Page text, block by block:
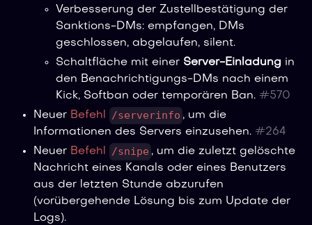
Verbesserung der Zustellbestätigung der
Sanktions-DMs: empfangen, DMs
geschlossen, abgelaufen, silent.
Schaltfläche mit einer Server-Einladung in
den Benachrichtigungs-DMs nach einem
Kick, Softban oder temporären Ban. #570
Neuer Befehl /serverinfo , um die
Informationen des Servers einzusehen. #264
Neuer Befehl /snipe , um die zuletzt gelöschte
Nachricht eines Kanals oder eines Benutzers
aus der letzten Stunde abzurufen
(vorübergehende Lösung bis zum Update der
Logs).